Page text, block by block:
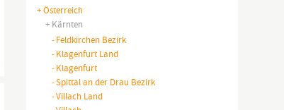
+ Österreich
+ Kärnten
-Feldkirchen Bezirk
-Klagenfurt Land
-Klagenfurt
-Spittal an der Drau Bezirk
-Villach Land